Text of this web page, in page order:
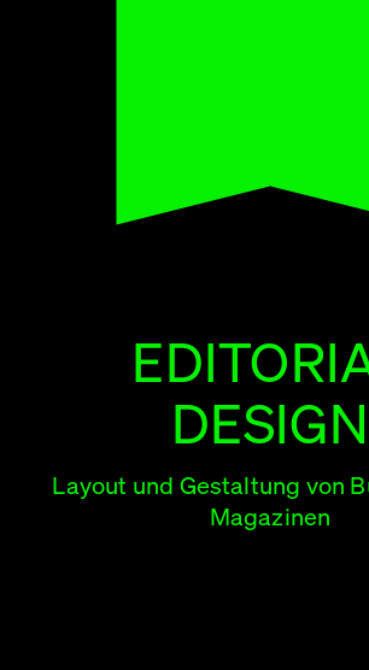
DESIGN
Layout und Gestaltung von
Magazinen